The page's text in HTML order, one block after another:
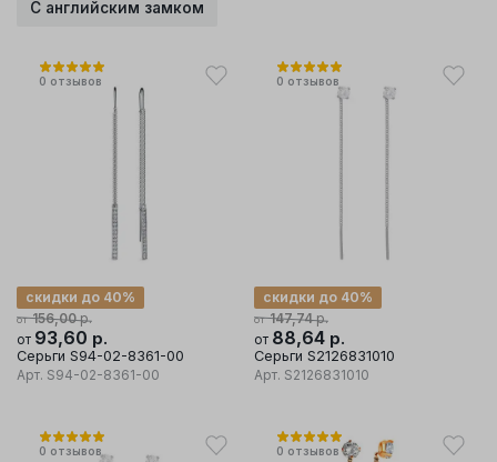
С английским замком
0 отзывов
от 156,00р.
скидки до 40%
от 93,60 р.
Серьги S94-02-8361-00
Арт. S94-02-8361-00
0 отзывов
от 147,74р.
скидки до 40%
от 88,64 р.
Серьги S2126831010
Арт. S2126831010
0 отзывов 0 отзывов